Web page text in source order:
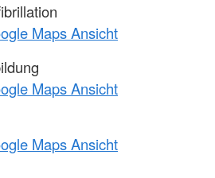
Maps Ansicht
Maps Ansicht
Maps Ansicht